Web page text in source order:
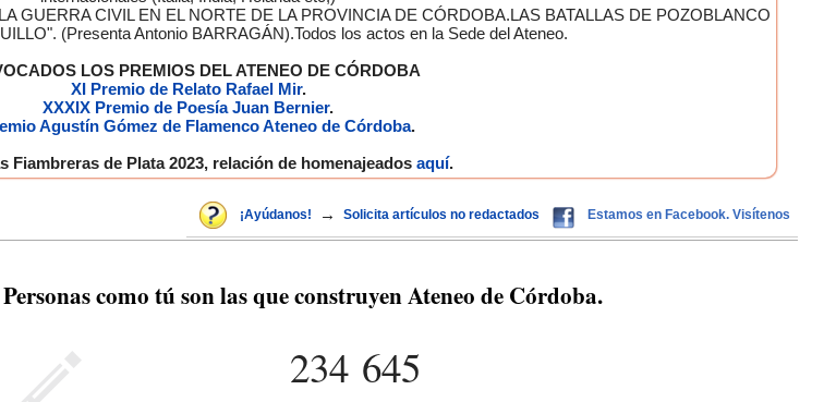
GUERRA CIVIL EN EL NORTE DE LA PROVINCIA DE CÓRDOBA.LAS BATALLAS DE POZOBLANCO
(Presenta Antonio BARRAGÁN).Todos los actos en la Sede del Ateneo.
LOS PREMIOS DEL ATENEO DE CÓRDOBA
XI Premio de Relato Rafael Mir.
XXXIX Premio de Poesía Juan Bernier.
Agustín Gómez de Flamenco Ateneo de Córdoba.
Fiambreras de Plata 2023, relación de homenajeados aquí.
¡Ayúdanos! → Solicita artículos no redactados Estamos en Facebook. Visítenos
Personas como tú son las que construyen Ateneo de Córdoba.
234 645